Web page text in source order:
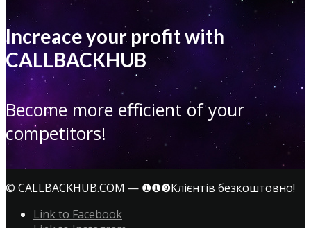
Increace your profit with
CALLBACKHUB
Become more efficient of your
competitors!
© CALLBACKHUB.COM — ❶❶❾Клієнтів безкоштовно!
Link to Facebook